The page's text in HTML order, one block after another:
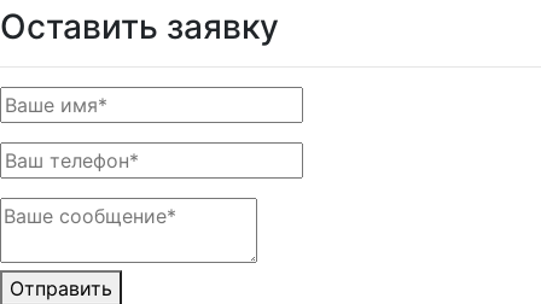
Оставить заявку
Отправить